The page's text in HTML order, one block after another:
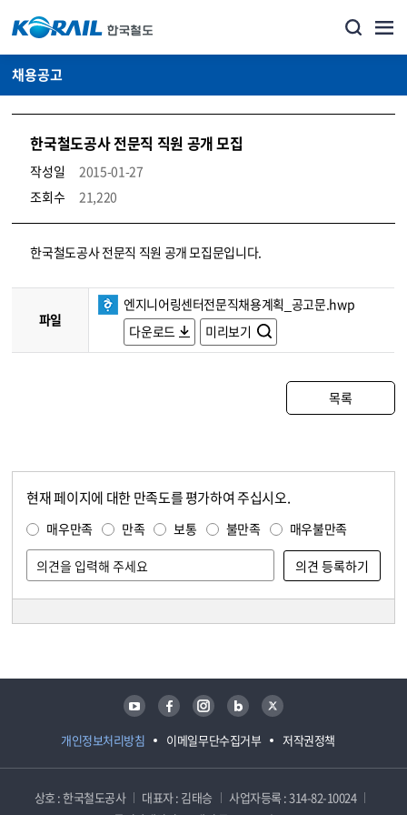
채용공고
한국철도공사 전문직 직원 공개 모집
작성일
2015-01-27
조회수
21,220
코레일소개_경영공시_채용공고 상세보기 – 내용, 파일, 담당자 연락처로 구성
한국철도공사 전문직 직원 공개 모집문입니다.
파일
엔지니어링센터전문직채용계획_공고문.hwp
다운로드
미리보기
목록
현재 페이지에 대한 만족도를 평가하여 주십시오.
매우만족 만족 보통 불만족 매우불만족
개인정보처리방침 이메일무단수집거부 저작권정책
유튜브 페이스북 인스타그램 블로그 트위터
상호 : 한국철도공사 대표자 : 김태승
사업자등록 : 314-82-10024